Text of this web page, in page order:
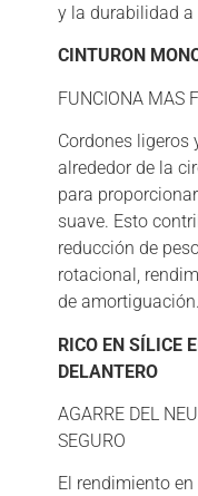
y la durabilidad
CINTURON
FUNCIONA MAS
Cordones ligeros
alrededor de la
para
suave. Esto
reducción de
rotacional,
de amortiguación.
RICO EN SÍLICE
DELANTERO
AGARRE DEL
SEGURO
El rendimiento